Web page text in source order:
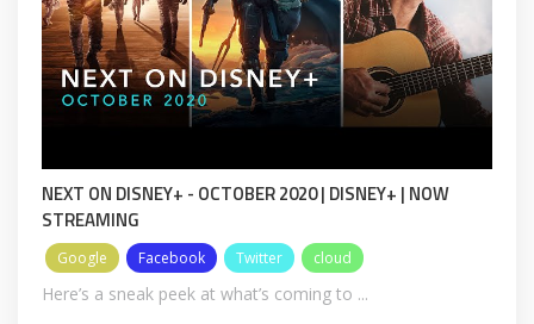
NEXT ON DISNEY+ - OCTOBER 2020 | DISNEY+ | NOW
STREAMING
Google Facebook Twitter cloud
Here’s a sneak peek at what’s coming to ...